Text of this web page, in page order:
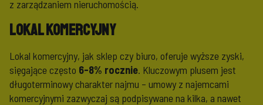
z zarządzaniem nieruchomością.
Lokal komercyjny
Lokal komercyjny, jak sklep czy biuro, oferuje wyższe zyski,
sięgające często 6-8% rocznie. Kluczowym plusem jest
długoterminowy charakter najmu – umowy z najemcami
komercyjnymi zazwyczaj są podpisywane na kilka, a nawet